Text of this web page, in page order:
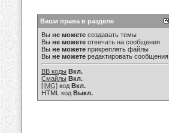
Ваши права в разделе
Вы не можете создавать темы
Вы не можете отвечать на сообщения
Вы не можете прикреплять файлы
Вы не можете редактировать сообщения
BB коды Вкл.
Смайлы Вкл.
[IMG] код Вкл.
HTML код Выкл.